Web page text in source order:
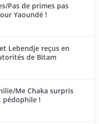
Pas de primes pas
Yaoundé !
Lebendje reçus en
de Bitam
Me Chaka surpris
pédophile !